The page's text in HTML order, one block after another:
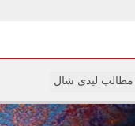
لیدی شال